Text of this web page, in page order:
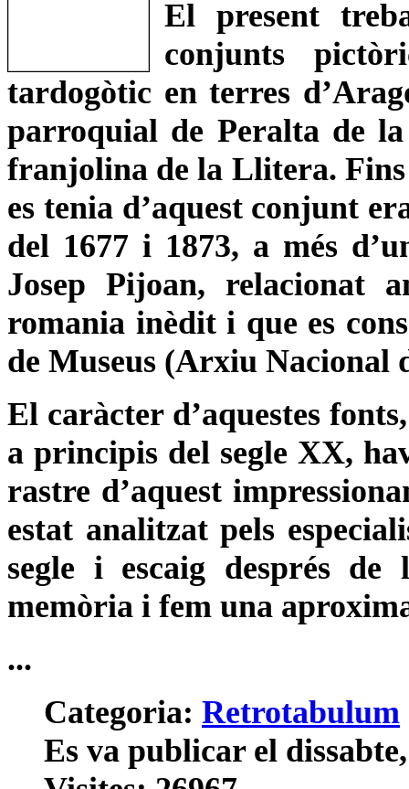
El present
conjunts
tardogòtic en terres
parroquial de Peralta de
franjolina de la Llitera. Fins
es tenia d’aquest conjunt
del 1677 i 1873, a més
Josep Pijoan, relacionat
romania inèdit i que es
de Museus (Arxiu Nacional
El caràcter d’aquestes
a principis del segle XX,
rastre d’aquest
estat analitzat pels
segle i escaig després
memòria i fem una
...
Categoria: Retrotabulum
Es va publicar el